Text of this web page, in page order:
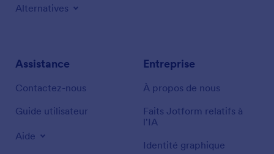
Alternatives
Assistance
Contactez-nous
Guide utilisateur
Aide
Entreprise
À propos de nous
Faits Jotform relatifs à
l'IA
Identité graphique